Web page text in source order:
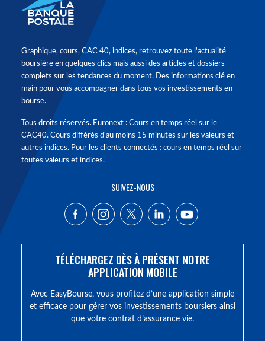
Graphique, cours, CAC 40, indices, retrouvez toute l'actualité
boursière en quelques clics mais aussi des articles et dossiers
complets sur les tendances du moment. Des informations clé en
main pour vous accompagner dans tous vos investissements en
bourse.
Tous droits réservés. Euronext : Cours en temps réel sur le
CAC40. Cours différés d'au moins 15 minutes sur les valeurs et
autres indices. Pour les clients connectés : cours en temps réel sur
toutes valeurs et indices.
SUIVEZ-NOUS
TÉLÉCHARGEZ DÈS À PRÉSENT NOTRE
APPLICATION MOBILE
Avec EasyBourse, vous profitez d’une application simple
et efficace pour gérer vos investissements boursiers ainsi
que votre contrat d’assurance vie.